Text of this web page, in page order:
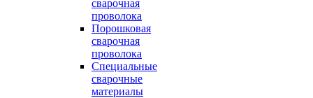
сварочная
проволока
Порошковая
сварочная
проволока
Специальные
сварочные
материалы